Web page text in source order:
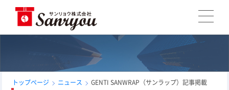
トップページ ニュース GENTI SANWRAP（サンラップ）記事掲載